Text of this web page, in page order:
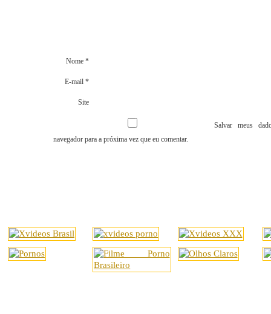
Nome *
E-mail *
Site
Salvar meus
navegador para a próxima vez que eu comentar.